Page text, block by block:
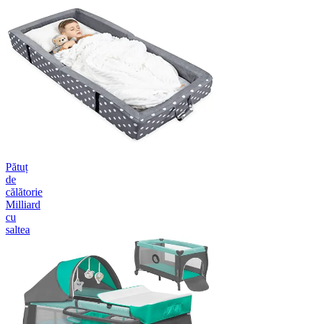
Pătuț
de
călătorie
Milliard
cu
saltea